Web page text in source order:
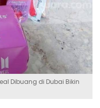
Dibuang di Dubai Bikin